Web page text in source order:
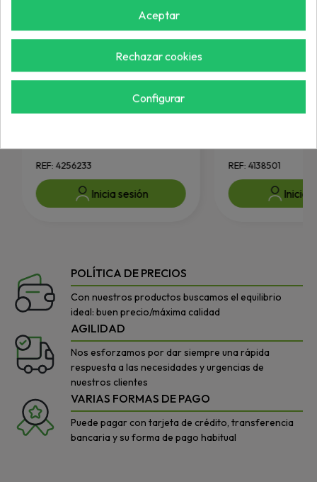
JACOBSEN
REF: 4256233
Inicia sesión
JACOBSEN
REF: 4138501
Inicia
POLÍTICA DE PRECIOS
Con nuestros productos buscamos el equilibrio
ideal: buen precio/máxima calidad
AGILIDAD
Nos esforzamos por dar siempre una rápida
respuesta a las necesidades y urgencias de
nuestros clientes
VARIAS FORMAS DE PAGO
Puede pagar con tarjeta de crédito, transferencia
bancaria y su forma de pago habitual
Aceptar
Rechazar cookies
Configurar